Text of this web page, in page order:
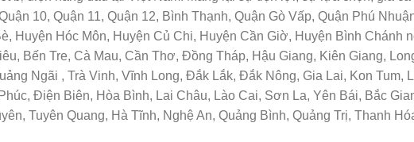
10, Quận 11, Quận 12, Bình Thạnh, Quận Gò Vấp, Quận Phú
Huyện Hóc Môn, Huyện Củ Chi, Huyện Cần Giờ, Huyện Bình Chánh
Bến Tre, Cà Mau, Cần Thơ, Đồng Tháp, Hậu Giang, Kiên Giang,
Ngãi , Trà Vinh, Vĩnh Long, Đắk Lắk, Đắk Nông, Gia Lai, Kon
Điện Biên, Hòa Bình, Lai Châu, Lào Cai, Sơn La, Yên Bái, Bắc
Tuyên Quang, Hà Tĩnh, Nghệ An, Quảng Bình, Quảng Trị, Thanh